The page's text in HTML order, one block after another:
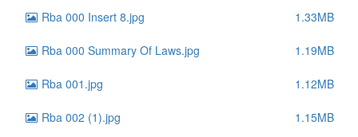
Rba 000 Insert 8.jpg 1.33MB
Rba 000 Summary Of Laws.jpg 1.19MB
Rba 001.jpg 1.12MB
Rba 002 (1).jpg 1.15MB